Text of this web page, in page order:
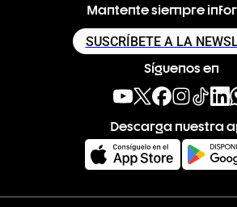
Mantente siempre
SUSCRÍBETE A LA
Síguenos en
Descarga nuestra